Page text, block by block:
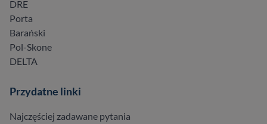
DRE
Porta
Barański
Pol-Skone
DELTA
Przydatne linki
Najczęściej zadawane pytania